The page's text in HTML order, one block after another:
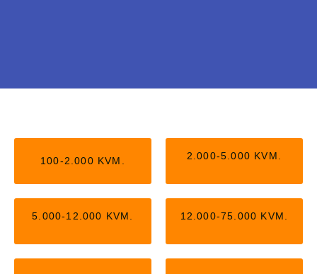
Nu kan du få Stiga robotter, der arbejder helt
uden kantledning. Kan passe op til 5.000
100-2.000 KVM. 2.000-5.000 KVM.
5.000-12.000 KVM. 12.000-75.000 KVM.